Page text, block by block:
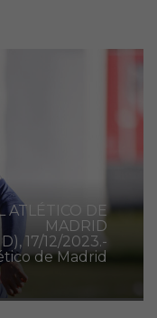
ATLÉTICO DE
MADRID
17/12/2023.-
de Madrid